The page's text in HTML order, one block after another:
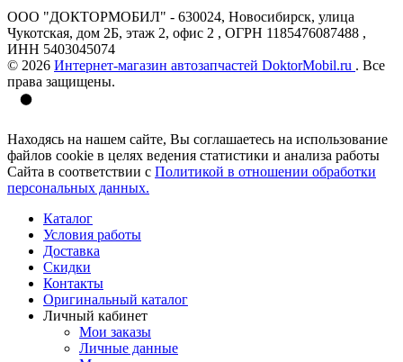
ООО "ДОКТОРМОБИЛ" - 630024, Новосибирск, улица
Чукотская, дом 2Б, этаж 2, офис 2 , ОГРН 1185476087488 ,
ИНН 5403045074
© 2026 Интернет-магазин автозапчастей DoktorMobil.ru . Все
права защищены.
Находясь на нашем сайте, Вы соглашаетесь на использование
файлов cookie в целях ведения статистики и анализа работы
Сайта в соответствии с Политикой в отношении обработки
персональных данных.
Каталог
Условия работы
Доставка
Скидки
Контакты
Оригинальный каталог
Личный кабинет
Мои заказы
Личные данные